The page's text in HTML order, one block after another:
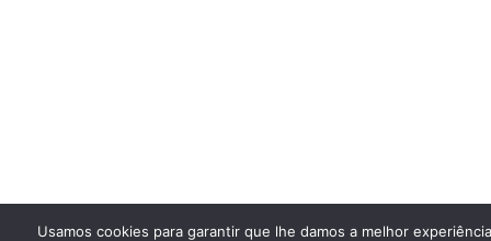
Usamos cookies para garantir que lhe damos a melhor